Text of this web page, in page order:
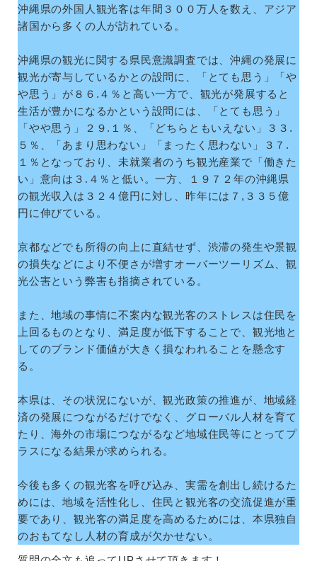
沖縄県の外国人観光客は年間３００万人を数え、アジア
諸国から多くの人が訪れている。
沖縄県の観光に関する県民意識調査では、沖縄の発展に
観光が寄与しているかとの設問に、「とても思う」「や
や思う」が８６.４％と高い一方で、観光が発展すると
生活が豊かになるかという設問には、「とても思う」
「やや思う」２９.１％、「どちらともいえない」３３.
５％、「あまり思わない」「まったく思わない」３７.
１％となっており、未就業者のうち観光産業で「働きた
い」意向は３.４％と低い。一方、１９７２年の沖縄県
の観光収入は３２４億円に対し、昨年には７,３３５億
円に伸びている。
京都などでも所得の向上に直結せず、渋滞の発生や景観
の損失などにより不便さが増すオーバーツーリズム、観
光公害という弊害も指摘されている。
また、地域の事情に不案内な観光客のストレスは住民を
上回るものとなり、満足度が低下することで、観光地と
してのブランド価値が大きく損なわれることを懸念す
る。
本県は、その状況にないが、観光政策の推進が、地域経
済の発展につながるだけでなく、グローバル人材を育て
たり、海外の市場につながるなど地域住民等にとってプ
ラスになる結果が求められる。
今後も多くの観光客を呼び込み、実需を創出し続けるた
めには、地域を活性化し、住民と観光客の交流促進が重
要であり、観光客の満足度を高めるためには、本県独自
のおもてなし人材の育成が欠かせない。